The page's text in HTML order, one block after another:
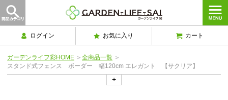
ログイン お気に入り カート
ガーデンライフ彩HOME ＞ 全商品一覧 ＞
スタンド式フェンス ボーダー 幅120cm エレガント 【サクリア】
+